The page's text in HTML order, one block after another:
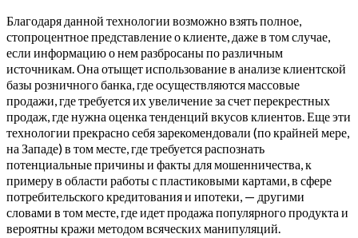
Благодаря данной технологии возможно взять полное,
стопроцентное представление о клиенте, даже в том случае,
если информацию о нем разбросаны по различным
источникам. Она отыщет использование в анализе клиентской
базы розничного банка, где осуществляются массовые
продажи, где требуется их увеличение за счет перекрестных
продаж, где нужна оценка тенденций вкусов клиентов. Еще эти
технологии прекрасно себя зарекомендовали (по крайней мере,
на Западе) в том месте, где требуется распознать
потенциальные причины и факты для мошенничества, к
примеру в области работы с пластиковыми картами, в сфере
потребительского кредитования и ипотеки, — другими
словами в том месте, где идет продажа популярного продукта и
вероятны кражи методом всяческих манипуляций.